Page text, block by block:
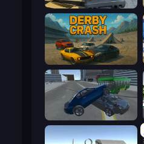
RCC City Racing
Derby Crash
Offroader V6